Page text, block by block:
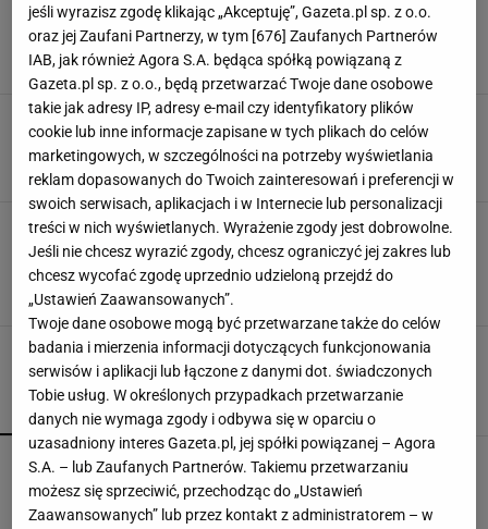
"Sezon na" wakacyjną biżuterię Vezzi. Morski
błękit, pierścionki chunky i motywy kwiatów
Julia Goljan,31 LIPCA 2026, 14:03
Cienki sznurek, mały kamień, wielki efekt. Tak
nosimy biżuterię w 2025 roku
Klaudia Kierzkowska, 21 PAŹDZIERNIKA 2025, 13:10
Kobiety kochają biżuterię tej marki.Te
bransoletki to elegancja i wyrafinowanie!
Przegląd tych najbardziej wyjątkowych!
Sara Mackiewicz,
POPULARNE NAJNOWSZE
Czółenka Lasocki aż 40% taniej. Kupisz je za
niewiele ponad 100 zł
jeśli wyrazisz zgodę klikając „Akceptuję”, Gazeta.pl sp. z o.o.
oraz jej Zaufani Partnerzy, w tym [ 676 ] Zaufanych Partnerów
IAB, jak również Agora S.A. będąca spółką powiązaną z
Gazeta.pl sp. z o.o., będą przetwarzać Twoje dane osobowe
takie jak adresy IP, adresy e-mail czy identyfikatory plików
cookie lub inne informacje zapisane w tych plikach do celów
marketingowych, w szczególności na potrzeby wyświetlania
reklam dopasowanych do Twoich zainteresowań i preferencji w
swoich serwisach, aplikacjach i w Internecie lub personalizacji
treści w nich wyświetlanych. Wyrażenie zgody jest dobrowolne.
Jeśli nie chcesz wyrazić zgody, chcesz ograniczyć jej zakres lub
chcesz wycofać zgodę uprzednio udzieloną przejdź do
„Ustawień Zaawansowanych”.
Twoje dane osobowe mogą być przetwarzane także do celów
badania i mierzenia informacji dotyczących funkcjonowania
serwisów i aplikacji lub łączone z danymi dot. świadczonych
Tobie usług. W określonych przypadkach przetwarzanie
danych nie wymaga zgody i odbywa się w oparciu o
uzasadniony interes Gazeta.pl, jej spółki powiązanej – Agora
S.A. – lub Zaufanych Partnerów. Takiemu przetwarzaniu
możesz się sprzeciwić, przechodząc do „Ustawień
Zaawansowanych” lub przez kontakt z administratorem – w